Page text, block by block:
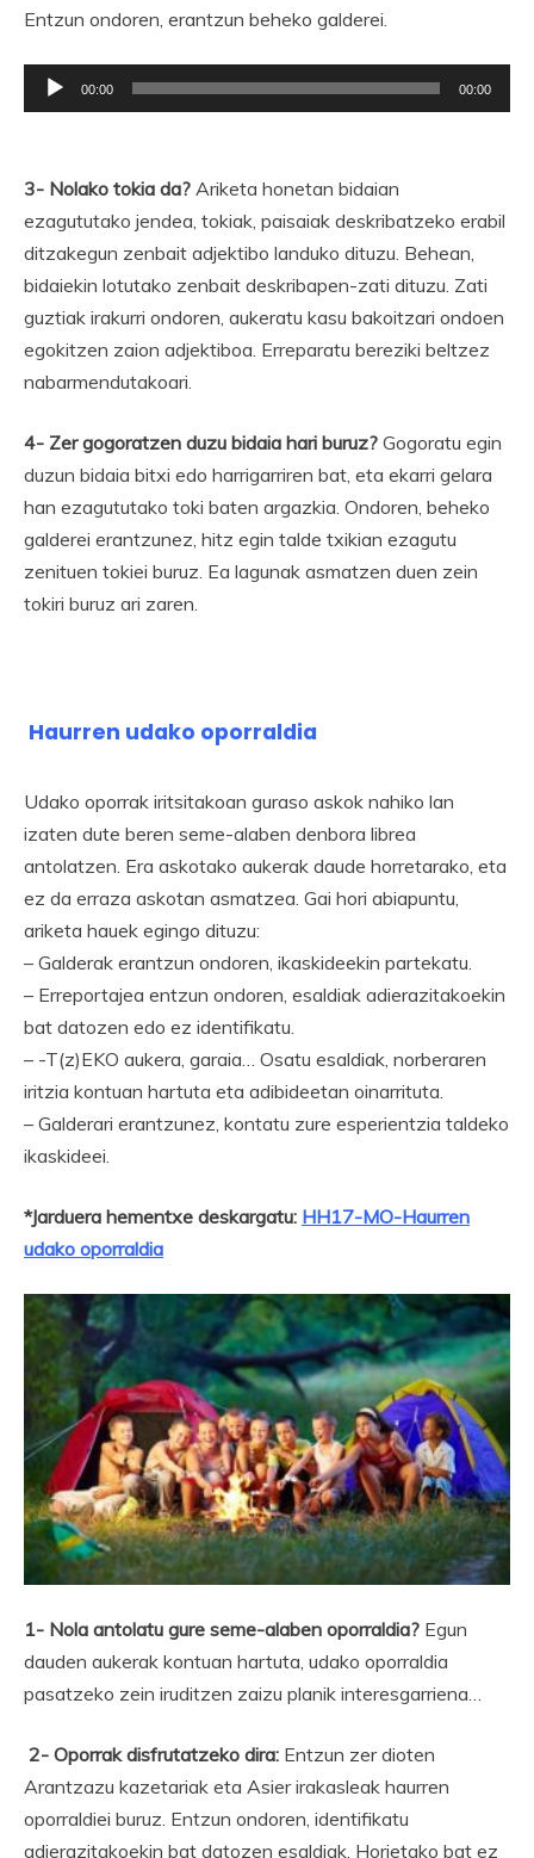
Entzun ondoren, erantzun beheko galderei.
Soinu
erreproduzigailua
00:00 00:00
3- Nolako tokia da? Ariketa honetan bidaian
ezagututako jendea, tokiak, paisaiak deskribatzeko erabil
ditzakegun zenbait adjektibo landuko dituzu. Behean,
bidaiekin lotutako zenbait deskribapen-zati dituzu. Zati
guztiak irakurri ondoren, aukeratu kasu bakoitzari ondoen
egokitzen zaion adjektiboa. Erreparatu bereziki beltzez
nabarmendutakoari.
4- Zer gogoratzen duzu bidaia hari buruz? Gogoratu egin
duzun bidaia bitxi edo harrigarriren bat, eta ekarri gelara
han ezagututako toki baten argazkia. Ondoren, beheko
galderei erantzunez, hitz egin talde txikian ezagutu
zenituen tokiei buruz. Ea lagunak asmatzen duen zein
tokiri buruz ari zaren.
Haurren udako oporraldia
Udako oporrak iritsitakoan guraso askok nahiko lan
izaten dute beren seme-alaben denbora librea
antolatzen. Era askotako aukerak daude horretarako, eta
ez da erraza askotan asmatzea. Gai hori abiapuntu,
ariketa hauek egingo dituzu:
– Galderak erantzun ondoren, ikaskideekin partekatu.
– Erreportajea entzun ondoren, esaldiak adierazitakoekin
bat datozen edo ez identifikatu.
– -T(z)EKO aukera, garaia… Osatu esaldiak, norberaren
iritzia kontuan hartuta eta adibideetan oinarrituta.
– Galderari erantzunez, kontatu zure esperientzia taldeko
ikaskideei.
*Jarduera hementxe deskargatu: HH17-MO-Haurren
udako oporraldia
1- Nola antolatu gure seme-alaben oporraldia? Egun
dauden aukerak kontuan hartuta, udako oporraldia
pasatzeko zein iruditzen zaizu planik interesgarriena…
2- Oporrak disfrutatzeko dira: Entzun zer dioten
Arantzazu kazetariak eta Asier irakasleak haurren
oporraldiei buruz. Entzun ondoren, identifikatu
adierazitakoekin bat datozen esaldiak. Horietako bat ez